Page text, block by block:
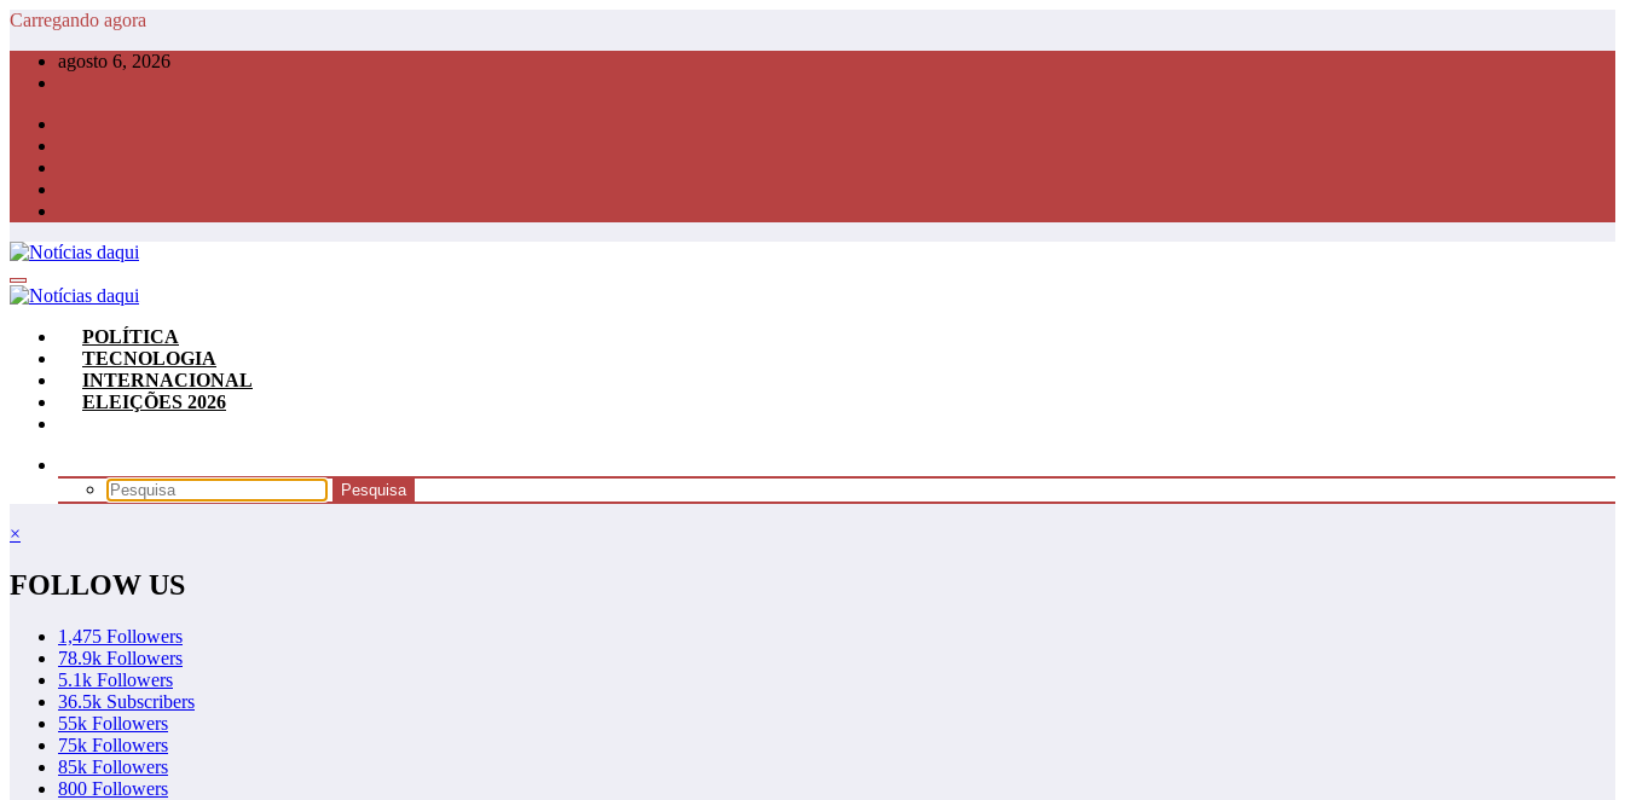
Pular
conteúdo
Carregando agora
agosto 6, 2026
POLÍTICA
TECNOLOGIA
INTERNACIONAL
ELEIÇÕES 2026
×
FOLLOW US
1,475 Followers
78.9k Followers
5.1k Followers
36.5k Subscribers
55k Followers
75k Followers
85k Followers
800 Followers